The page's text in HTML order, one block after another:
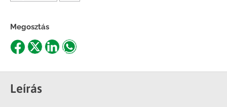
Megosztás
Share
Facebook
Share
X
ShareShare
Leírás